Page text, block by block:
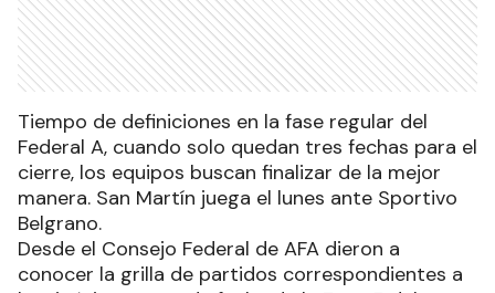
Tiempo de definiciones en la fase regular del
Federal A, cuando solo quedan tres fechas para el
cierre, los equipos buscan finalizar de la mejor
manera. San Martín juega el lunes ante Sportivo
Belgrano.
Desde el Consejo Federal de AFA dieron a
conocer la grilla de partidos correspondientes a